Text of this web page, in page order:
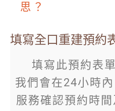
思？
填寫全口重建預約
填寫此預約表
我們會在24小時
服務確認預約時